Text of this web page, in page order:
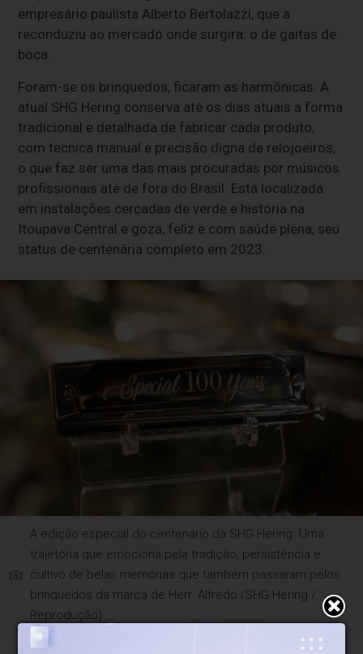
empresário paulista Alberto Bertolazzi, que a
reconduziu ao mercado onde surgira: o de gaitas de
boca.
Foram-se os brinquedos, ficaram as harmônicas. A
atual SHG Hering conserva até os dias atuais a forma
tradicional e detalhada de fabricar cada produto,
com tecnica manual e precisão digna de relojoeiros,
o que faz ser uma das mais procuradas por músicos
profissionais até de fora do Brasil. Está localizada
em instalações cercadas de verde e história na
Itoupava Central e goza, feliz e com saúde plena, seu
status de centenária completo em 2023.
A edição especial do centenário da SHG Hering. Uma
trajetória que emociona pela tradição, persistência e
cultivo de belas memórias que também passaram pelos
brinquedos da marca de Herr. Alfredo (SHG Hering /
Reprodução)